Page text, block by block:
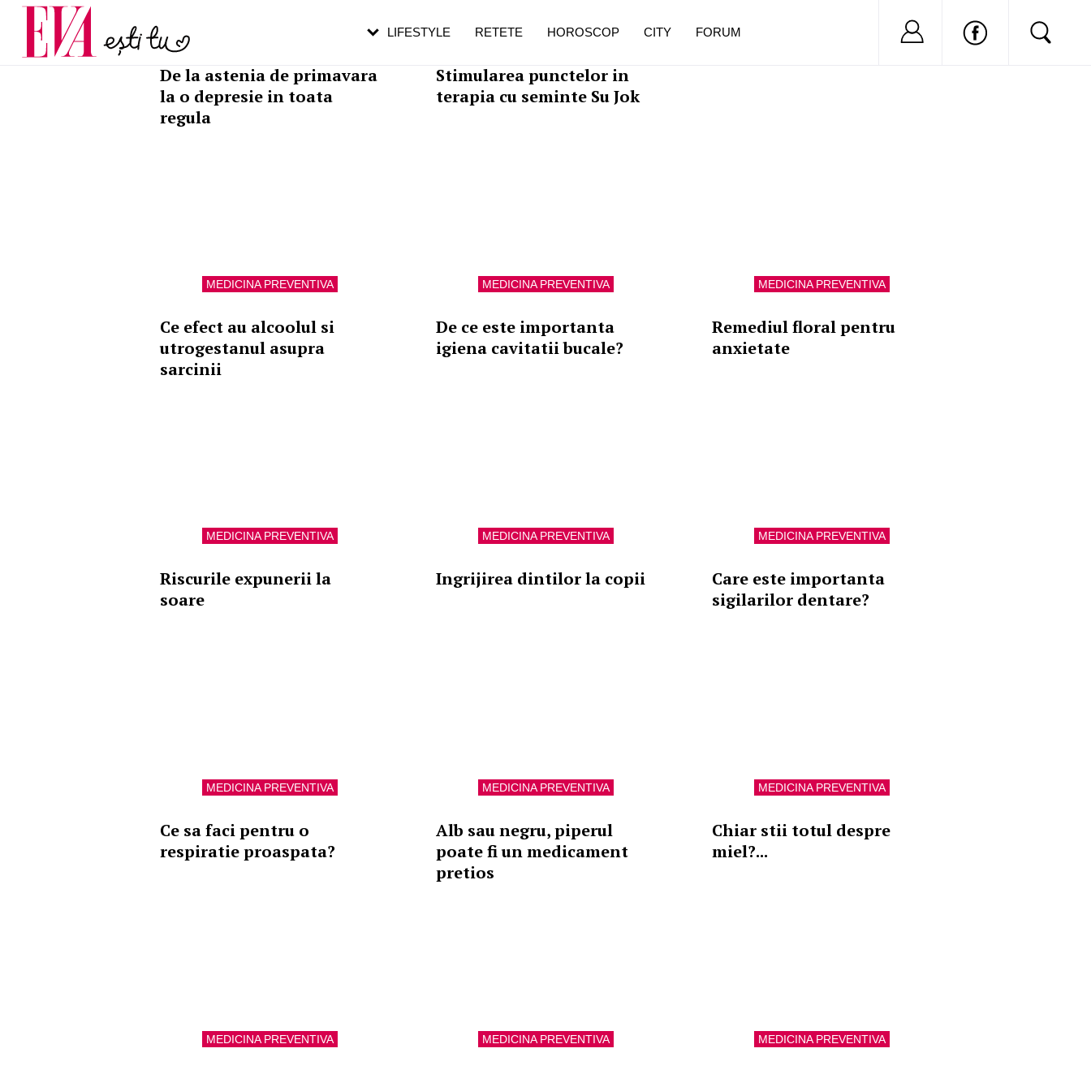
De la astenia de primavara
la o depresie in toata
regula
MEDICINA PREVENTIVA
Stimularea punctelor in
terapia cu seminte Su Jok
MEDICINA PREVENTIVA
Ce efect au alcoolul si
utrogestanul asupra
sarcinii
MEDICINA PREVENTIVA
De ce este importanta
igiena cavitatii bucale?
MEDICINA PREVENTIVA
Remediul floral pentru
anxietate
MEDICINA PREVENTIVA
Riscurile expunerii la
soare
MEDICINA PREVENTIVA
Ingrijirea dintilor la copii
MEDICINA PREVENTIVA
Care este importanta
sigilarilor dentare?
MEDICINA PREVENTIVA
Ce sa faci pentru o
respiratie proaspata?
MEDICINA PREVENTIVA
Alb sau negru, piperul
poate fi un medicament
pretios
MEDICINA PREVENTIVA
Chiar stii totul despre
miel?...
MEDICINA PREVENTIVA MEDICINA PREVENTIVA MEDICINA PREVENTIVA
LIFESTYLE RETETE HOROSCOP CITY FORUM Nu ai cont?
Carieră
Actualitate
pe măsură ce înaintezi în vârstă